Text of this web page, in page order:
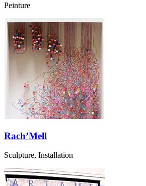
Peinture
Rach’Mell
Sculpture, Installation